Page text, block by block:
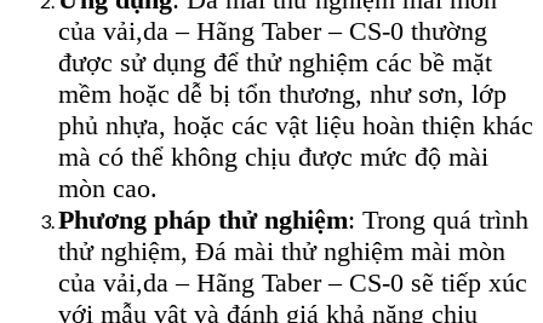
của vải,da – Hãng Taber – CS-0 thường
được sử dụng để thử nghiệm các bề mặt
mềm hoặc dễ bị tổn thương, như sơn, lớp
phủ nhựa, hoặc các vật liệu hoàn thiện khác
mà có thể không chịu được mức độ mài
mòn cao.
Phương pháp thử nghiệm: Trong quá trình
thử nghiệm, Đá mài thử nghiệm mài mòn
của vải,da – Hãng Taber – CS-0 sẽ tiếp xúc
với mẫu vật và đánh giá khả năng chịu